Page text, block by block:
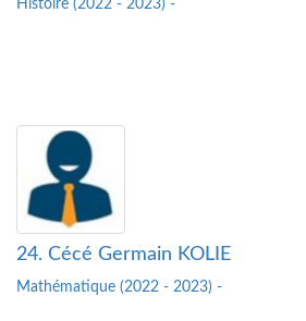
Histoire (2022 - 2023) -
24. Cécé Germain KOLIE
Mathématique (2022 - 2023) -